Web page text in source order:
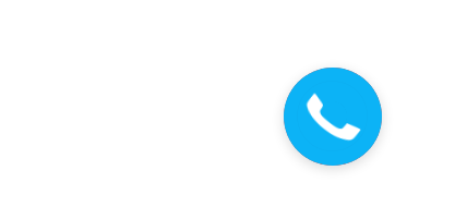
Закажите
звонок